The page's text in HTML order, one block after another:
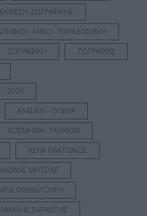
ΕΚΘΕΣΗ ΖΩΓΡΑΦΙΚΗΣ
- ΛΑΪΚΟ - ΠΑΡΑΔΟΣΙΑΚΗ
ΖΩΓΡΑΦΙΚΗ
ΖΩΓΡΑΦΟΣ
2026
ΚΛΑΣΙΚΗ - ΟΠΕΡΑ
ΚΟΣΜΗΜΑ - FASHION
ΛΕΝΑ ΠΛΑΤΩΝΟΣ
ΜΗΤΣΙΑΣ
ΦΑΡΑΝΤΟΥΡΗ
ΜΙΧΑΛΗΣ ΣΑΡΑΝΤΗΣ